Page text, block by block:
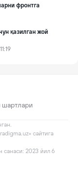
фронтга
қазилган жой
сайтига
2023 йил 6